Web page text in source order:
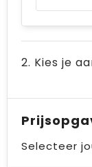
Ondergoed
Jute tassen
Laptop
2. Kies je
Selecteer